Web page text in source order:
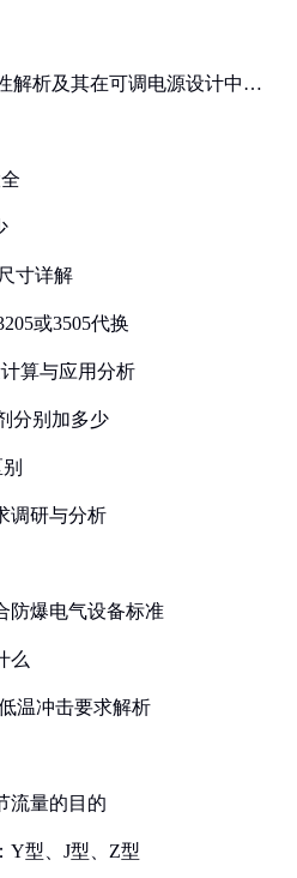
解析及其在可调电源设计中的
寸详解
或3505代换
算与应用分析
分别加多少
调研与分析
防爆电气设备标准
么
温冲击要求解析
流量的目的
Y型、J型、Z型